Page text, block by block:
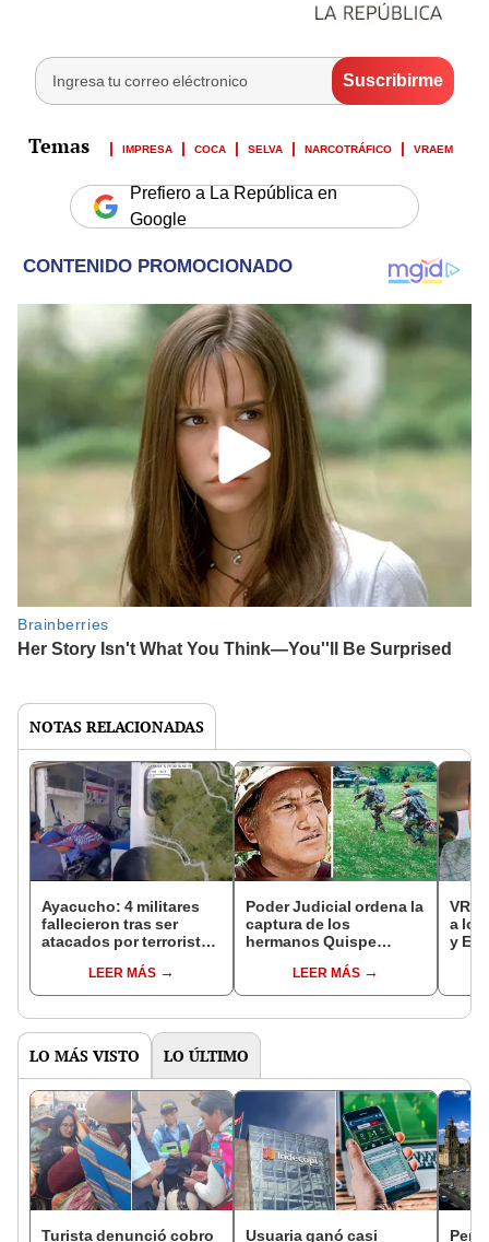
IMPRESA COCA SELVA NARCOTRÁFICO VRAEM
Prefiero a La República en
Google
NOTAS RELACIONADAS
Ayacucho: 4 militares
fallecieron tras ser
atacados por terroristas
LEER MÁS
Poder Judicial ordena la
captura de los
hermanos Quispe
terroristas del VRAEM
LEER MÁS
a los
y
LO MÁS VISTO LO ÚLTIMO
Turista denunció cobro
Usuaria ganó casi
Perú